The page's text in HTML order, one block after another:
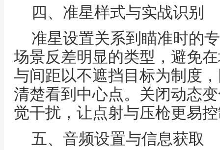
四、准星样式与实战识别
准星设置关系到瞄准时的
场景反差明显的类型，避免
与间距以不遮挡目标为制度
清楚看到中心点。关闭动态
觉干扰，让点射与压枪更易
五、音频设置与信息获取